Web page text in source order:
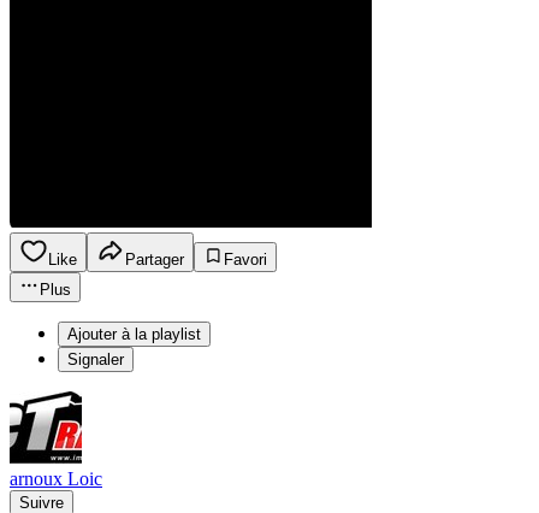
Like Partager
Favori
Plus
Ajouter à la playlist
Signaler
arnoux Loic
Suivre